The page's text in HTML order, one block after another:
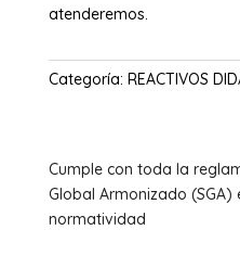
atenderemos.
Categoría: REACTIVOS
Cumple con toda la
Global Armonizado
normatividad